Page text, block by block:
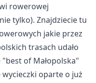
rowerowej
tylko). Znajdziecie tu
jakie przez
trasach udało
of Małopolska"
oparte o już